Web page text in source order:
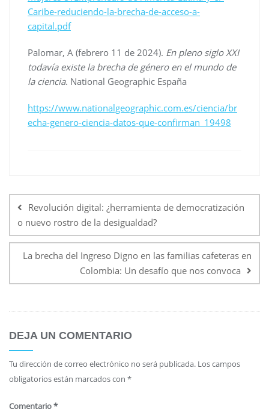
Caribe-reduciendo-la-brecha-de-acceso-a-
capital.pdf
Palomar, A (febrero 11 de 2024). En pleno siglo XXI
todavía existe la brecha de género en el mundo de
la ciencia. National Geographic España
https://www.nationalgeographic.com.es/ciencia/br
echa-genero-ciencia-datos-que-confirman_19498
Revolución digital: ¿herramienta de democratización
o nuevo rostro de la desigualdad?
La brecha del Ingreso Digno en las familias cafeteras en
Colombia: Un desafío que nos convoca
DEJA UN COMENTARIO
Tu dirección de correo electrónico no será publicada. Los campos
obligatorios están marcados con *
Comentario*